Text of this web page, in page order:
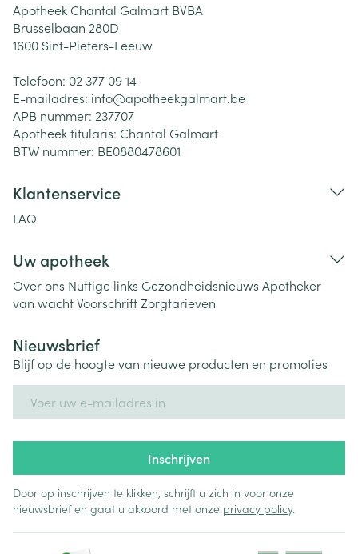
Apotheek Chantal Galmart BVBA
Brusselbaan 280D
1600 Sint-Pieters-Leeuw
Telefoon: 02 377 09 14
E-mailadres: info@apotheekgalmart.be
APB nummer: 237707
Apotheek titularis: Chantal Galmart
BTW nummer: BE0880478601
Klantenservice
FAQ
Uw apotheek
Over ons Nuttige links Gezondheidsnieuws Apotheker
van wachtVoorschriftZorgtarieven
Nieuwsbrief
Blijf op de hoogte van nieuwe producten en promoties
Inschrijven
Door op inschrijven te klikken, schrijft u zich in voor onze
nieuwsbrief en gaat u akkoord met onze privacy policy.